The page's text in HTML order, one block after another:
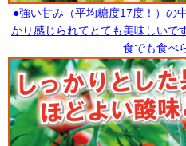
●強い甘み（平均糖度17度！）の
かり感じられてとても美味しいで
食でも食べ